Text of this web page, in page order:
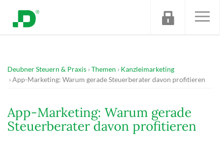
Deubner Steuern & Praxis Themen
Kanzleimarketing
App-Marketing: Warum gerade Steuerberater davon profitieren
App-Marketing: Warum gerade
Steuerberater davon profitieren